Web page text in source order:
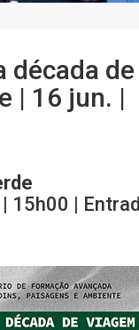
década de
| 16 jun. |
| 15h00 |